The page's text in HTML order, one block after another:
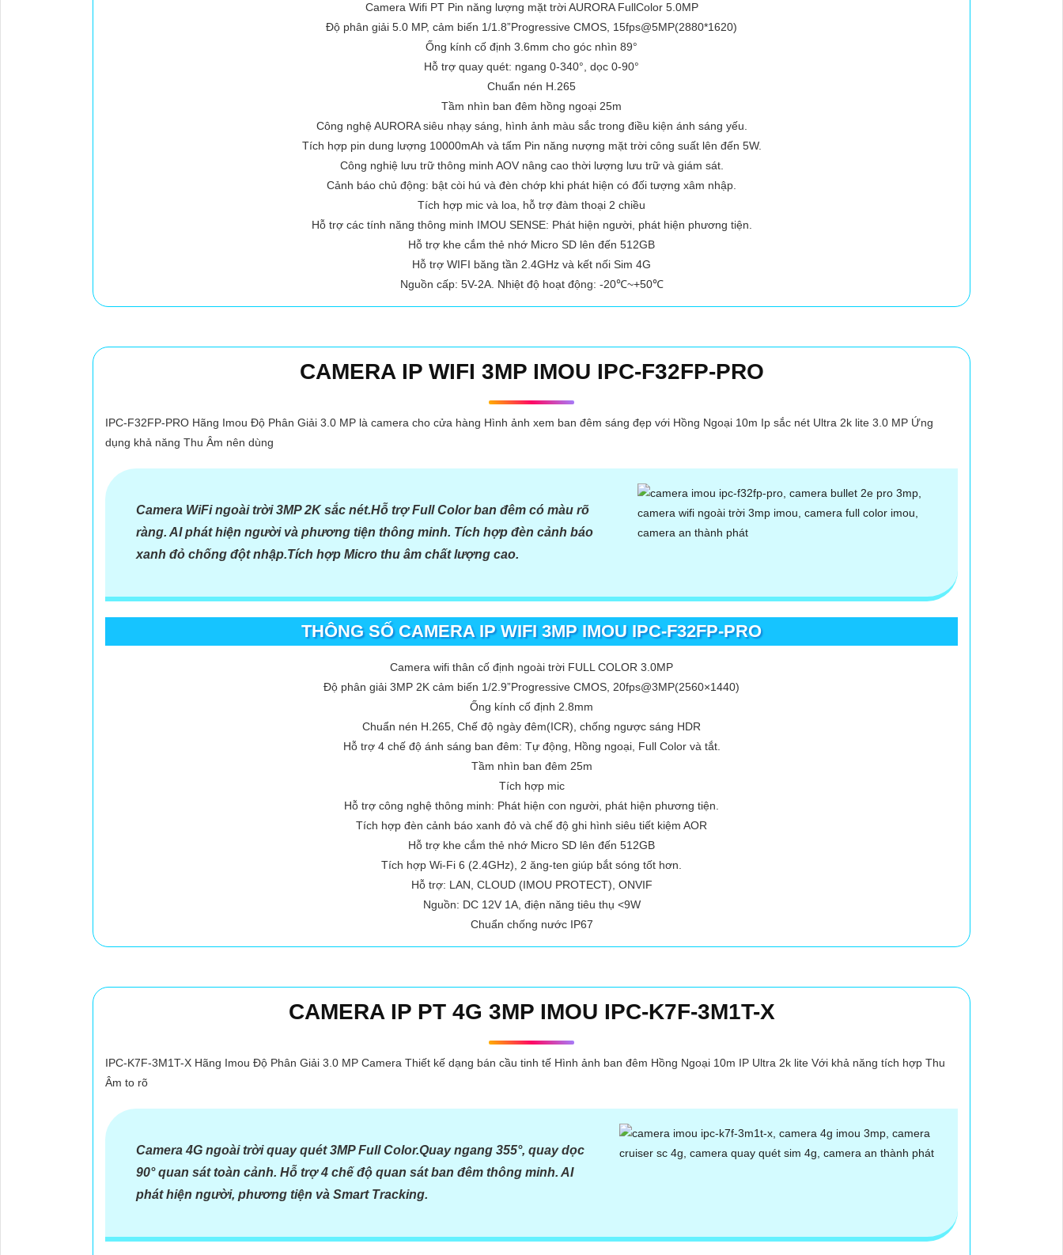
Camera Wifi PT Pin năng lượng mặt trời AURORA FullColor 5.0MP
Độ phân giải 5.0 MP, cảm biến 1/1.8”Progressive CMOS, 15fps@5MP(2880*1620)
Ống kính cố định 3.6mm cho góc nhìn 89°
Hỗ trợ quay quét: ngang 0-340°, dọc 0-90°
Chuẩn nén H.265
Tầm nhìn ban đêm hồng ngoại 25m
Công nghệ AURORA siêu nhạy sáng, hình ảnh màu sắc trong điều kiện ánh sáng yếu.
Tích hợp pin dung lượng 10000mAh và tấm Pin năng nượng mặt trời công suất lên đến 5W.
Công nghiệ lưu trữ thông minh AOV nâng cao thời lượng lưu trữ và giám sát.
Cảnh báo chủ động: bật còi hú và đèn chớp khi phát hiện có đối tượng xâm nhập.
Tích hợp mic và loa, hỗ trợ đàm thoại 2 chiều
Hỗ trợ các tính năng thông minh IMOU SENSE: Phát hiện người, phát hiện phương tiện.
Hỗ trợ khe cắm thẻ nhớ Micro SD lên đến 512GB
Hỗ trợ WIFI băng tần 2.4GHz và kết nối Sim 4G
Nguồn cấp: 5V-2A. Nhiệt độ hoạt động: -20℃~+50℃
CAMERA IP WIFI 3MP IMOU IPC-F32FP-PRO
IPC-F32FP-PRO Hãng Imou Độ Phân Giải 3.0 MP là camera cho cửa hàng Hình ảnh xem ban đêm sáng đẹp với Hồng Ngoại 10m Ip sắc nét Ultra 2k lite 3.0 MP Ứng
dụng khả năng Thu Âm nên dùng
Camera WiFi ngoài trời 3MP 2K sắc nét.Hỗ trợ Full Color ban đêm có màu rõ
ràng. AI phát hiện người và phương tiện thông minh. Tích hợp đèn cảnh báo
xanh đỏ chống đột nhập.Tích hợp Micro thu âm chất lượng cao.
THÔNG SỐ CAMERA IP WIFI 3MP IMOU IPC-F32FP-PRO
Camera wifi thân cố định ngoài trời FULL COLOR 3.0MP
Độ phân giải 3MP 2K cảm biến 1/2.9”Progressive CMOS, 20fps@3MP(2560×1440)
Ống kính cố định 2.8mm
Chuẩn nén H.265, Chế độ ngày đêm(ICR), chống ngược sáng HDR
Hỗ trợ 4 chế độ ánh sáng ban đêm: Tự động, Hồng ngoại, Full Color và tắt.
Tầm nhìn ban đêm 25m
Tích hợp mic
Hỗ trợ công nghệ thông minh: Phát hiện con người, phát hiện phương tiện.
Tích hợp đèn cảnh báo xanh đỏ và chế độ ghi hình siêu tiết kiệm AOR
Hỗ trợ khe cắm thẻ nhớ Micro SD lên đến 512GB
Tích hợp Wi-Fi 6 (2.4GHz), 2 ăng-ten giúp bắt sóng tốt hơn.
Hỗ trợ: LAN, CLOUD (IMOU PROTECT), ONVIF
Nguồn: DC 12V 1A, điện năng tiêu thụ <9W
Chuẩn chống nước IP67
CAMERA IP PT 4G 3MP IMOU IPC-K7F-3M1T-X
IPC-K7F-3M1T-X Hãng Imou Độ Phân Giải 3.0 MP Camera Thiết kế dạng bán cầu tinh tế Hình ảnh ban đêm Hồng Ngoại 10m IP Ultra 2k lite Với khả năng tích hợp Thu
Âm to rõ
Camera 4G ngoài trời quay quét 3MP Full Color.Quay ngang 355°, quay dọc
90° quan sát toàn cảnh. Hỗ trợ 4 chế độ quan sát ban đêm thông minh. AI
phát hiện người, phương tiện và Smart Tracking.